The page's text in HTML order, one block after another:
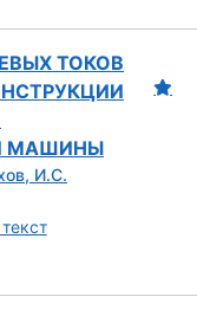
ТОКОВ
МАШИНЫ
И.С.